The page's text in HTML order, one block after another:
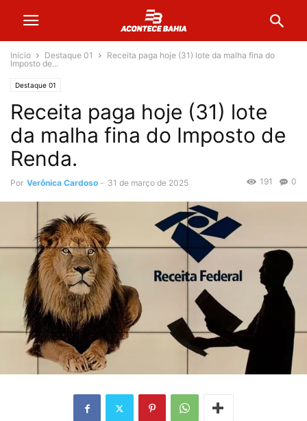
Início Destaque 01
Receita paga hoje (31) lote da malha fina do
Imposto de...
Destaque 01
Receita paga hoje (31) lote
da malha fina do Imposto de
Renda.
Por Verônica Cardoso - 31 de março de 2025 0
191